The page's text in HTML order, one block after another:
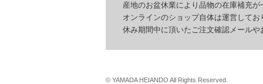
産地のお盆休業により品物の在庫補充が
オンラインのショップ自体は運営してお
休み期間中に頂いたご注文確認メールや
© YAMADA HEIANDO All Rights Reserved.